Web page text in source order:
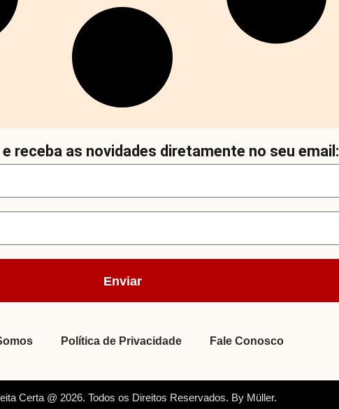
receba as novidades diretamente no seu email:
Enviar
Política de Privacidade Fale Conosco
Certa @ 2026. Todos os Direitos Reservados. By Müller.